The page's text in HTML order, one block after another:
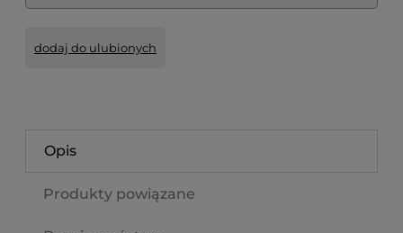
dodaj do ulubionych
Opis
Produkty powiązane